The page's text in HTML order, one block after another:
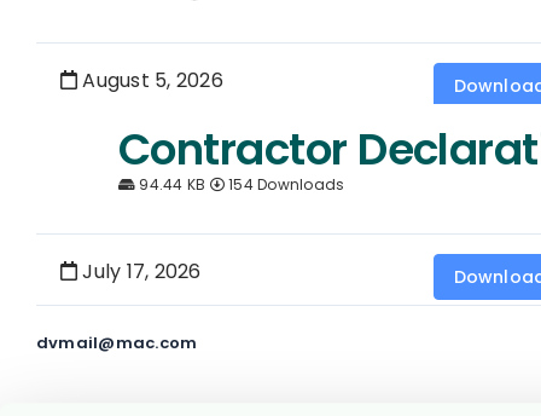
August 5, 2026
Contractor
94.44 KB 154 Downloads
July 17, 2026
dvmail@mac.com